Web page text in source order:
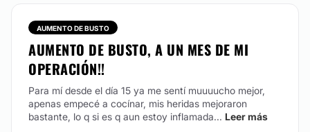
AUMENTO DE BUSTO
AUMENTO DE BUSTO, A UN MES DE MI
OPERACIÓN!!
Para mí desde el día 15 ya me sentí muuuucho mejor,
apenas empecé a cocínar, mis heridas mejoraron
bastante, lo q si es q aun estoy inflamada... Leer más